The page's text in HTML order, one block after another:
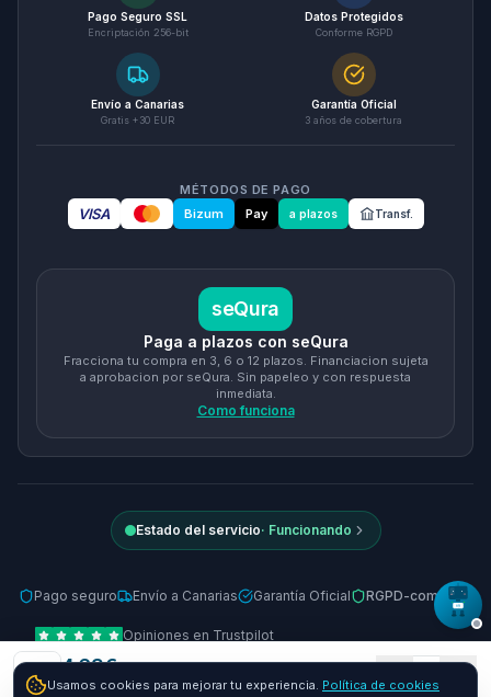
4.63€
+25.37€ y envío GRATIS 24-48h
Pago Seguro SSL
Encriptación 256-bit
Datos Protegidos
Conforme RGPD
Envío a Canarias
Gratis +30 EUR
Garantía Oficial
3 años de cobertura
MÉTODOS DE PAGO
VISA Bizum Pay a plazos Transf.
seQura
Paga a plazos con seQura
Fracciona tu compra en 3, 6 o 12 plazos. Financiacion sujeta
a aprobacion por seQura. Sin papeleo y con respuesta
inmediata.
Como funciona
Estado del servicio· Funcionando
Pago seguro Envío a Canarias Garantía Oficial RGPD-compliant
Opiniones en Trustpilot
© 2026 Tienda Online Canarias.
Usamos cookies para mejorar tu experiencia. Política de cookies